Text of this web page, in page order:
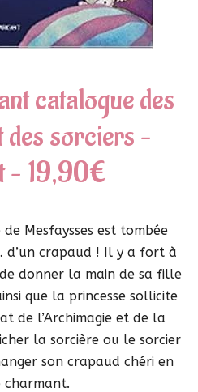
catalogue des
sorciers –
– 19,90€
Mesfaysses est tombée
d’un crapaud ! Il y a fort à
donner la main de sa fille
que la princesse sollicite
de l’Archimagie et de la
la sorcière ou le sorcier
son crapaud chéri en
charmant.